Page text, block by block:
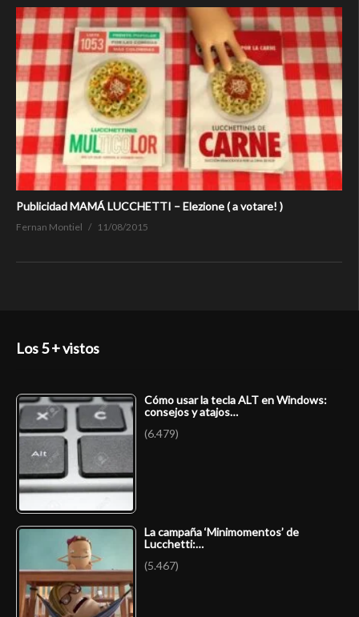
Publicidad MAMÁ LUCCHETTI – Elezione ( a votare! )
Fernan Montiel 11/08/2015
Los 5 + vistos
Cómo usar la tecla ALT en Windows:
consejos y atajos…
(6.479)
La campaña ‘Minimomentos’ de
Lucchetti:…
(5.467)